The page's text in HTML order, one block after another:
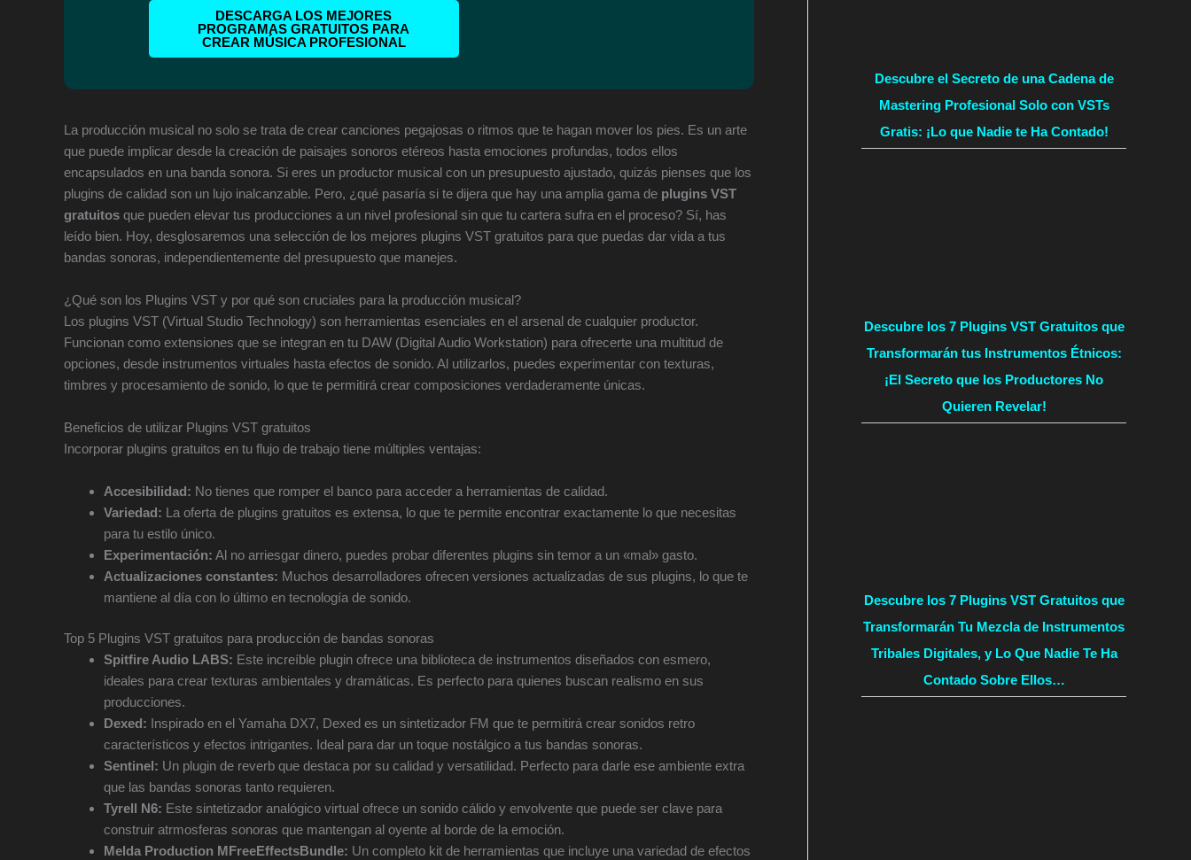
DESCARGA LOS MEJORES
PROGRAMAS GRATUITOS PARA
CREAR MÚSICA PROFESIONAL
La producción musical no solo se trata de crear canciones pegajosas o ritmos que te hagan mover los pies. Es un arte
que puede implicar desde la creación de paisajes sonoros etéreos hasta emociones profundas, todos ellos
encapsulados en una banda sonora. Si eres un productor musical con un presupuesto ajustado, quizás pienses que los
plugins de calidad son un lujo inalcanzable. Pero, ¿qué pasaría si te dijera que hay una amplia gama de plugins VST
gratuitos que pueden elevar tus producciones a un nivel profesional sin que tu cartera sufra en el proceso? Sí, has
leído bien. Hoy, desglosaremos una selección de los mejores plugins VST gratuitos para que puedas dar vida a tus
bandas sonoras, independientemente del presupuesto que manejes.
¿Qué son los Plugins VST y por qué son cruciales para la producción musical?
Los plugins VST (Virtual Studio Technology) son herramientas esenciales en el arsenal de cualquier productor.
Funcionan como extensiones que se integran en tu DAW (Digital Audio Workstation) para ofrecerte una multitud de
opciones, desde instrumentos virtuales hasta efectos de sonido. Al utilizarlos, puedes experimentar con texturas,
timbres y procesamiento de sonido, lo que te permitirá crear composiciones verdaderamente únicas.
Beneficios de utilizar Plugins VST gratuitos
Incorporar plugins gratuitos en tu flujo de trabajo tiene múltiples ventajas:
Accesibilidad: No tienes que romper el banco para acceder a herramientas de calidad.
Variedad: La oferta de plugins gratuitos es extensa, lo que te permite encontrar exactamente lo que necesitas
para tu estilo único.
Experimentación: Al no arriesgar dinero, puedes probar diferentes plugins sin temor a un «mal» gasto.
Actualizaciones constantes: Muchos desarrolladores ofrecen versiones actualizadas de sus plugins, lo que te
mantiene al día con lo último en tecnología de sonido.
Top 5 Plugins VST gratuitos para producción de bandas sonoras
Spitfire Audio LABS: Este increíble plugin ofrece una biblioteca de instrumentos diseñados con esmero,
ideales para crear texturas ambientales y dramáticas. Es perfecto para quienes buscan realismo en sus
producciones.
Dexed: Inspirado en el Yamaha DX7, Dexed es un sintetizador FM que te permitirá crear sonidos retro
característicos y efectos intrigantes. Ideal para dar un toque nostálgico a tus bandas sonoras.
Sentinel: Un plugin de reverb que destaca por su calidad y versatilidad. Perfecto para darle ese ambiente extra
que las bandas sonoras tanto requieren.
Tyrell N6: Este sintetizador analógico virtual ofrece un sonido cálido y envolvente que puede ser clave para
construir atrmosferas sonoras que mantengan al oyente al borde de la emoción.
Melda Production MFreeEffectsBundle: Un completo kit de herramientas que incluye una variedad de efectos
Descubre el Secreto de una Cadena de
Mastering Profesional Solo con VSTs
Gratis: ¡Lo que Nadie te Ha Contado!
Descubre los 7 Plugins VST Gratuitos que
Transformarán tus Instrumentos Étnicos:
¡El Secreto que los Productores No
Quieren Revelar!
Descubre los 7 Plugins VST Gratuitos que
Transformarán Tu Mezcla de Instrumentos
Tribales Digitales, y Lo Que Nadie Te Ha
Contado Sobre Ellos…